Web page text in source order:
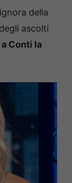
della
ascolti
Conti la